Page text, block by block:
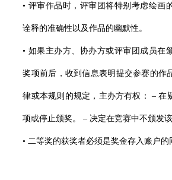
• 评审作品时，评审团将特别考虑绘画
诠释的准确性以及作品的幽默性。
• 如果主办方、协办方或评审团成员在
奖项前后，收到信息表明提交参赛的作
律或本规则的规定，主办方有权： – 在
项或停止颁奖。 – 决定在竞赛中不颁发该
• 二等奖的获奖者必须是奖金存入账户的